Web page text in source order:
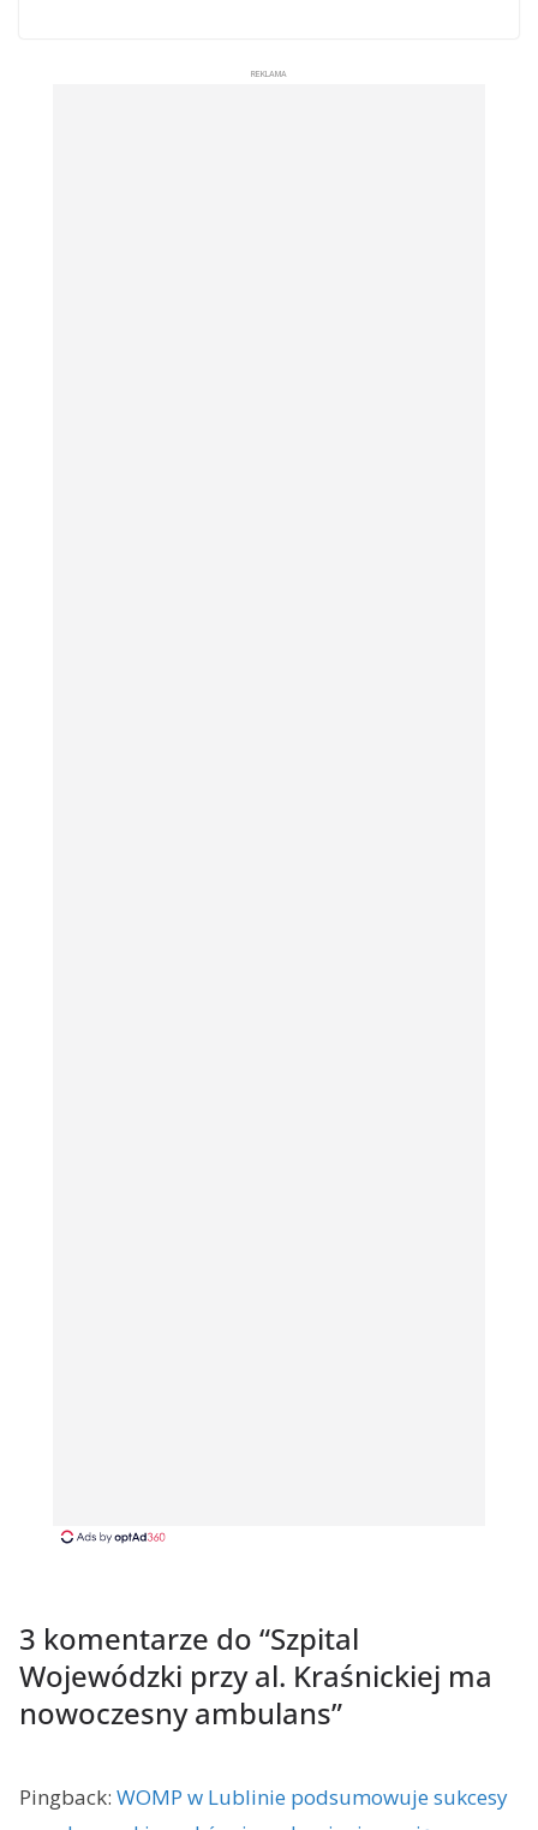
REKLAMA
3 komentarze do “Szpital
Wojewódzki przy al. Kraśnickiej ma
nowoczesny ambulans”
Pingback: WOMP w Lublinie podsumowuje sukcesy